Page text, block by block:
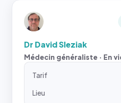
Dr David Sleziak
Médecin généraliste · En
Tarif
Lieu